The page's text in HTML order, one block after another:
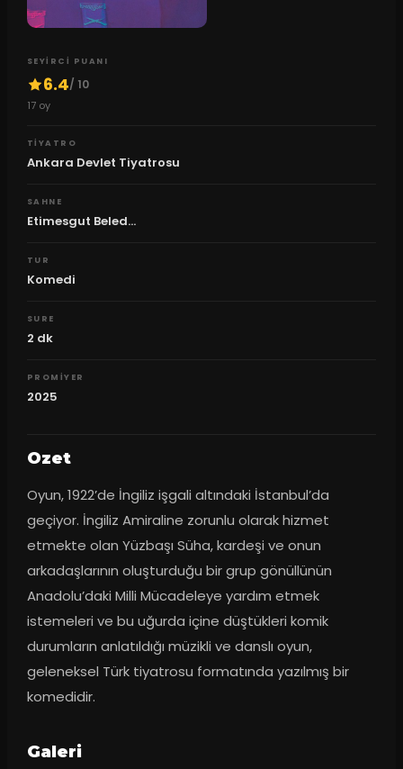
SEYIRCI PUANI
6.4/ 10
17oy
TIYATRO
Ankara Devlet Tiyatrosu
SAHNE
Etimesgut Beled...
TUR
Komedi
SURE
2 dk
PROMIYER
2025
Ozet
Oyun, 1922’de İngiliz işgali altındaki İstanbul’da
geçiyor. İngiliz Amiraline zorunlu olarak hizmet
etmekte olan Yüzbaşı Süha, kardeşi ve onun
arkadaşlarının oluşturduğu bir grup gönüllünün
Anadolu’daki Milli Mücadeleye yardım etmek
istemeleri ve bu uğurda içine düştükleri komik
durumların anlatıldığı müzikli ve danslı oyun,
geleneksel Türk tiyatrosu formatında yazılmış bir
komedidir.
Galeri